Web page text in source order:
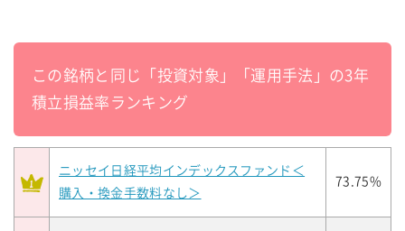
この銘柄と同じ「投資対象」「運用手法」の3年
積立損益率ランキング
ニッセイ日経平均インデックスファンド＜
購入・換金手数料なし＞
73.75%